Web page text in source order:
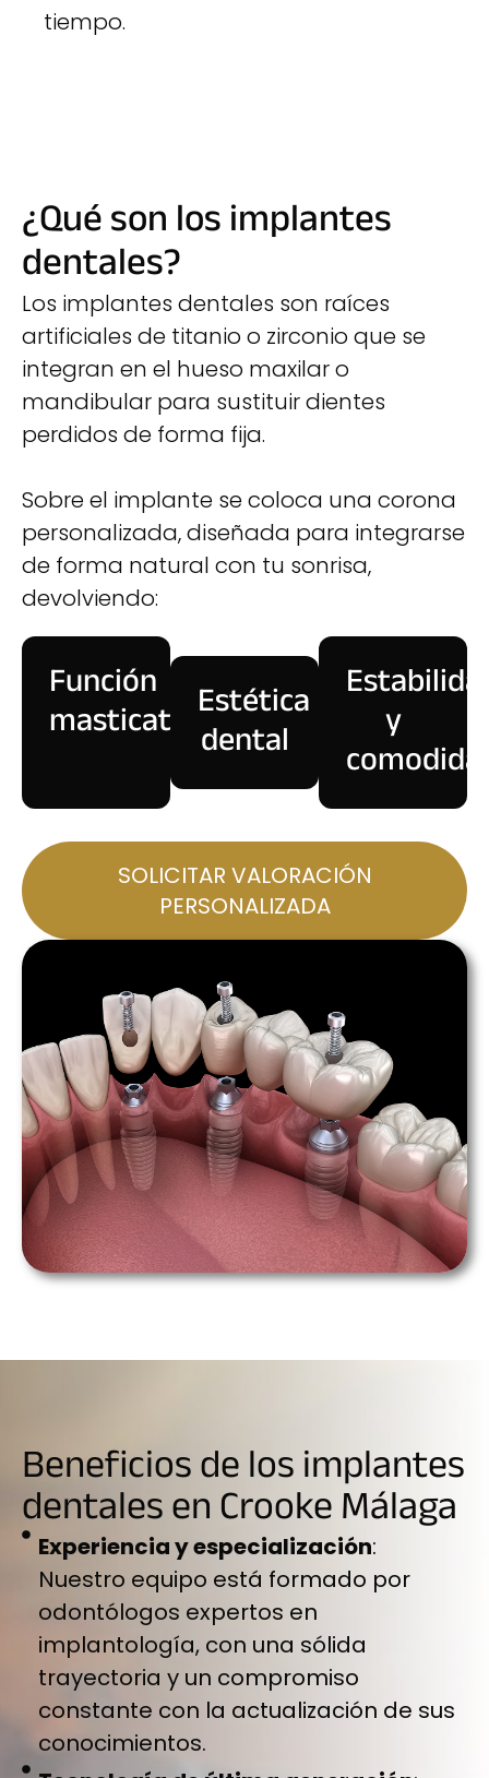
tiempo.
¿Qué son los implantes
dentales?
Los implantes dentales son raíces
artificiales de titanio o zirconio que se
integran en el hueso maxilar o
mandibular para sustituir dientes
perdidos de forma fija.
Sobre el implante se coloca una corona
personalizada, diseñada para integrarse
de forma natural con tu sonrisa,
devolviendo:
Función
masticatoriaEstética
dental y
SOLICITAR VALORACIÓN
PERSONALIZADA
Beneficios de los implantes
dentales en Crooke Málaga
Experiencia y especialización:
Nuestro equipo está formado por
odontólogos expertos en
implantología, con una sólida
trayectoria y un compromiso
constante con la actualización de sus
conocimientos.